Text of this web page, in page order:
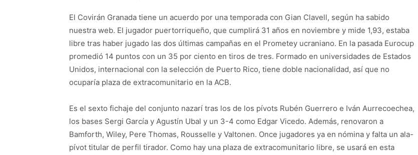
El Covirán Granada tiene un acuerdo por una temporada con Gian Clavell, según ha sabido
nuestra web. El jugador puertorriqueño, que cumplirá 31 años en noviembre y mide 1,93, estaba
libre tras haber jugado las dos últimas campañas en el Prometey ucraniano. En la pasada Eurocup
promedió 14 puntos con un 35 por ciento en tiros de tres. Formado en universidades de Estados
Unidos, internacional con la selección de Puerto Rico, tiene doble nacionalidad, así que no
ocuparía plaza de extracomunitario en la ACB.
Es el sexto fichaje del conjunto nazarí tras los de los pívots Rubén Guerrero e Iván Aurrecoechea,
los bases Sergi García y Agustín Ubal y un 3-4 como Edgar Vicedo. Además, renovaron a
Bamforth, Wiley, Pere Thomas, Rousselle y Valtonen. Once jugadores ya en nómina y falta un ala-
pívot titular de perfil tirador. Como hay una plaza de extracomunitario libre, se usará en esta